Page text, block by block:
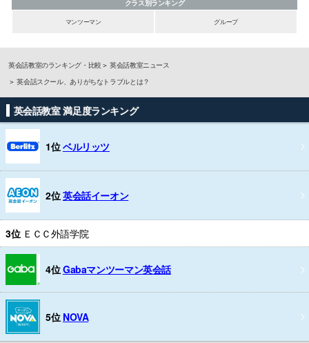
クラス別ランキング
マンツーマン
グループ
英会話教室のランキング・比較
英会話教室ニュース
英会話スクール、ありがちなトラブルとは？
英会話教室 満足度ランキング
1位ベルリッツ
2位英会話イーオン
3位 ＥＣＣ外語学院
4位Gabaマンツーマン英会話
5位 NOVA